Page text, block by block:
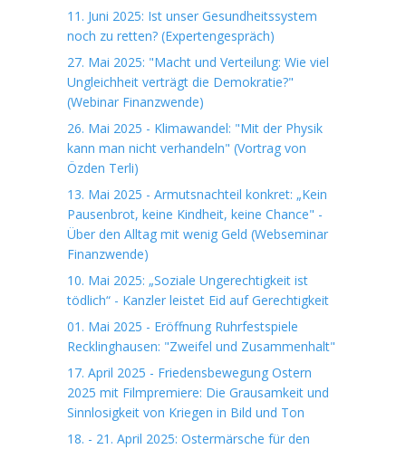
11. Juni 2025: Ist unser Gesundheitssystem
noch zu retten? (Expertengespräch)
27. Mai 2025: "Macht und Verteilung: Wie viel
Ungleichheit verträgt die Demokratie?"
(Webinar Finanzwende)
26. Mai 2025 - Klimawandel: "Mit der Physik
kann man nicht verhandeln" (Vortrag von
Özden Terli)
13. Mai 2025 - Armutsnachteil konkret: „Kein
Pausenbrot, keine Kindheit, keine Chance" -
Über den Alltag mit wenig Geld (Webseminar
Finanzwende)
10. Mai 2025: „Soziale Ungerechtigkeit ist
tödlich“ - Kanzler leistet Eid auf Gerechtigkeit
01. Mai 2025 - Eröffnung Ruhrfestspiele
Recklinghausen: "Zweifel und Zusammenhalt"
17. April 2025 - Friedensbewegung Ostern
2025 mit Filmpremiere: Die Grausamkeit und
Sinnlosigkeit von Kriegen in Bild und Ton
18. - 21. April 2025: Ostermärsche für den